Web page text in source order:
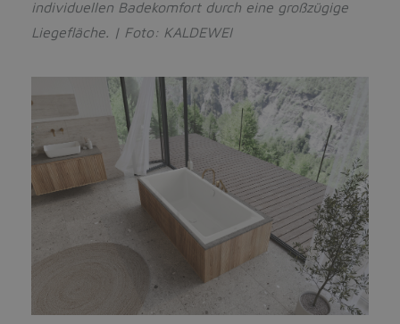
individuellen Badekomfort durch eine großzügige
Liegefläche. | Foto: KALDEWEI